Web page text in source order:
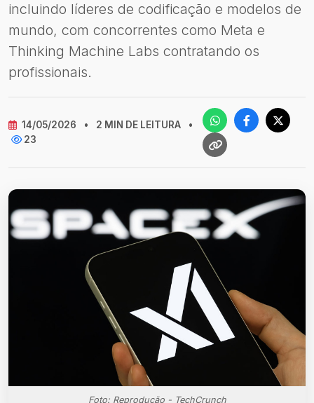
incluindo líderes de codificação e modelos de
mundo, com concorrentes como Meta e
Thinking Machine Labs contratando os
profissionais.
14/05/2026 • 2 MIN DE LEITURA
•
23
Foto: Reprodução - TechCrunch